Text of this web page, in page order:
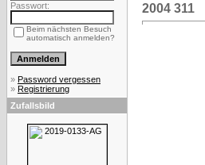
Passwort:
Beim nächsten Besuch
automatisch anmelden?
» Password vergessen
» Registrierung
Zufallsbild
2004 311